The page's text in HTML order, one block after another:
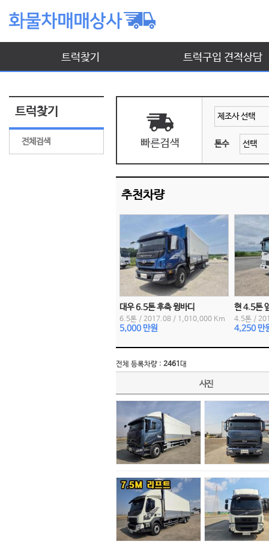
트럭찾기 트럭구입 견적상담
트럭찾기
전체검색 톤수
추천차량
대우 6.5톤 후축 윙바디
6.5톤 / 2017.08 / 1,010,000 Km
5,000 만원
현 4.5톤
4.5톤 /
4,250 만
전체 등록차량 : 2461 대
사진